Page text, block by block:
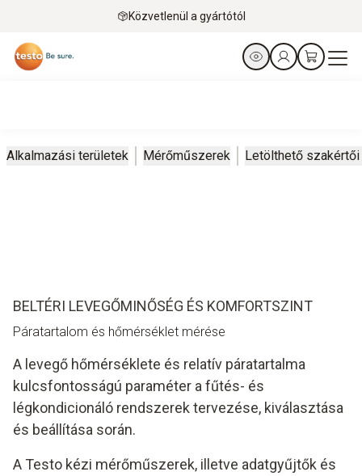
Közvetlenül a gyártótól
Alkalmazási területek Mérőműszerek Letölthető
BELTÉRI LEVEGŐMINŐSÉG ÉS KOMFORTSZINT
Páratartalom és hőmérséklet mérése
A levegő hőmérséklete és relatív páratartalma
kulcsfontosságú paraméter a fűtés- és
légkondicionáló rendszerek tervezése, kiválasztása
és beállítása során.
A Testo kézi mérőműszerek, illetve adatgyűjtők és